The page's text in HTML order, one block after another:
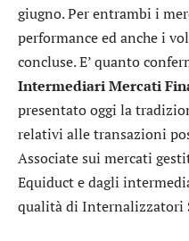
giugno. Per entrambi i
performance ed anche i
concluse. E’ quanto
Intermediari Mercati
presentato oggi la
relativi alle transazioni
Associate sui mercati
Equiduct e dagli
qualità di Internalizzatori